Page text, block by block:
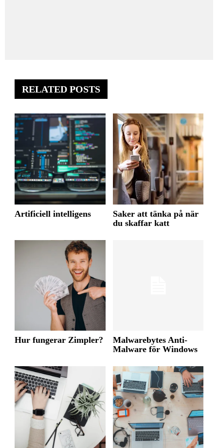
RELATED POSTS
Artificiell intelligens
Saker att tänka på när
du skaffar katt
Hur fungerar Zimpler?
Malwarebytes Anti-
Malware för Windows